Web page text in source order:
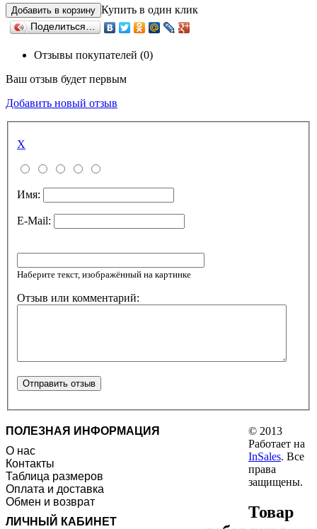
Купить в один клик
Поделиться…
Отзывы покупателей (0)
Ваш отзыв будет первым
Добавить новый отзыв
X
Имя:
E-Mail:
Наберите текст, изображённый на картинке
Отзыв или комментарий:
ПОЛЕЗНАЯ ИНФОРМАЦИЯ
О нас
Контакты
Таблица размеров
Оплата и доставка
Обмен и возврат
ЛИЧНЫЙ КАБИНЕТ
© 2013
Работает на
InSales. Все
права
защищены.
Товар